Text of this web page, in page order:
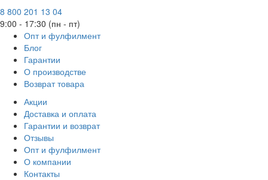
8 800 201 13 04
9:00 - 17:30 (пн - пт)
Опт и фулфилмент
Блог
Гарантии
О производстве
Возврат товара
Акции
Доставка и оплата
Гарантии и возврат
Отзывы
Опт и фулфилмент
О компании
Контакты